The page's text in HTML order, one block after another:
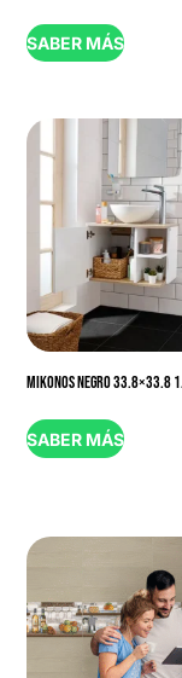
SABER MÁS
MIKONOS NEGRO 33.8×33.8
SABER MÁS